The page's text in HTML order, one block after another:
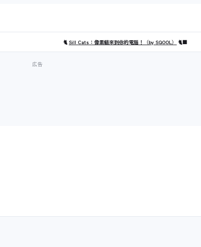
🐈Sill Cats：像素貓來到你的電腦！（by SQOOL） 🐈‍⬛